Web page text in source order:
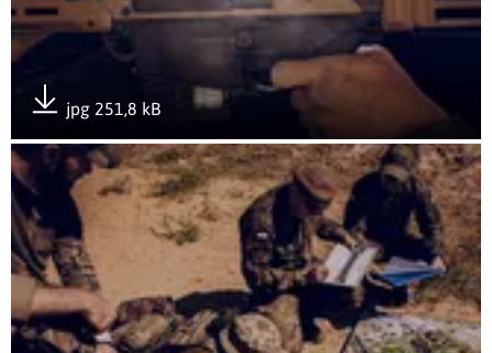
jpg 251,8 kB
Pobierz załącznik
Otwórz załącznik Rozwój przez doświadczenie-